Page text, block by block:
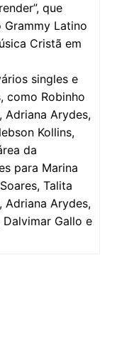
que
Grammy Latino
Cristã em
singles e
como Robinho
Adriana Arydes,
Kollins,
da
para Marina
Talita
Adriana Arydes,
Dalvimar Gallo e